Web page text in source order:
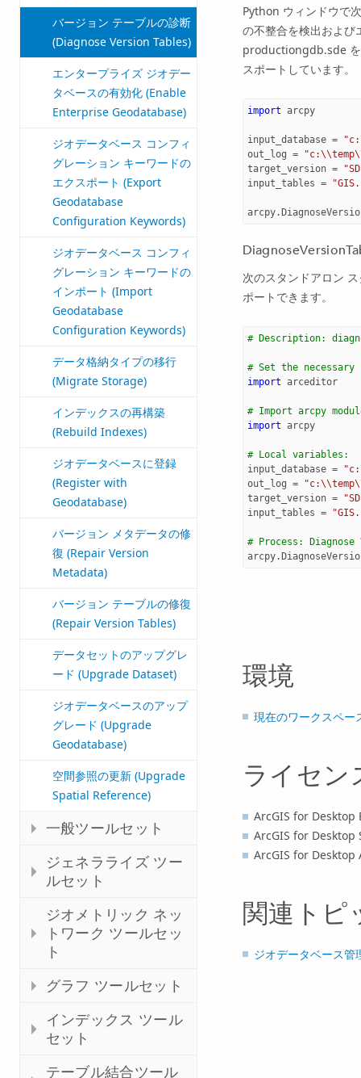
バージョン テーブルの診断
(Diagnose Version Tables)
エンタープライズ ジオデー
タベースの有効化 (Enable
Enterprise Geodatabase)
ジオデータベース コンフィ
グレーション キーワードの
エクスポート (Export
Geodatabase
Configuration Keywords)
ジオデータベース コンフィ
グレーション キーワードの
インポート (Import
Geodatabase
Configuration Keywords)
データ格納タイプの移行
(Migrate Storage)
インデックスの再構築
(Rebuild Indexes)
ジオデータベースに登録
(Register with
Geodatabase)
バージョン メタデータの修
復 (Repair Version
Metadata)
バージョン テーブルの修復
(Repair Version Tables)
データセットのアップグレ
ード (Upgrade Dataset)
ジオデータベースのアップ
グレード (Upgrade
Geodatabase)
空間参照の更新 (Upgrade
Spatial Reference)
一般ツールセット
ジェネラライズ ツー
ルセット
ジオメトリック ネッ
トワーク ツールセッ
ト
グラフ ツールセット
インデックス ツール
セット
テーブル結合ツール
Python ウィンドウで
の不整合を検出および
productiongdb.sde を
スポートしています。
import arcpy
input_database = "c:
out_log = "c:\\temp
target_version =
input_tables =
arcpy.
次のスタンドアロン
ポートできます。
# Description:
# Set the necessary
import arceditor
# Import arcpy
import arcpy
# Local variables:
input_database = "c:
out_log = "c:\\temp
target_version =
input_tables =
# Process: Diagnose
arcpy.
環境
現在のワークスペー
ライセン
ArcGIS for Desktop
ArcGIS for Desktop
ArcGIS for Desktop
関連トピ
ジオデータベース管